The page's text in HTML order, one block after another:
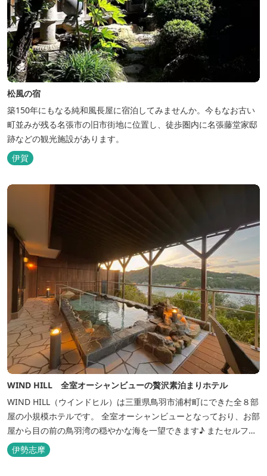
松風の宿
築150年にもなる純和風長屋に宿泊してみませんか。今もなお古い
町並みが残る名張市の旧市街地に位置し、徒歩圏内に名張藤堂家邸
跡などの観光施設があります。
伊賀
WIND HILL 全室オーシャンビューの贅沢素泊まりホテル
WIND HILL（ウインドヒル）は三重県鳥羽市浦村町にできた全８部
屋の小規模ホテルです。 全室オーシャンビューとなっており、お部
屋から目の前の鳥羽湾の穏やかな海を一望できます♪ またセルフチ
ェックイン方式を採用しているため、好きな時間に非対面でチェッ
クインが可能です。 食事提供や接客サービスがない分、リーズナブ
伊勢志摩